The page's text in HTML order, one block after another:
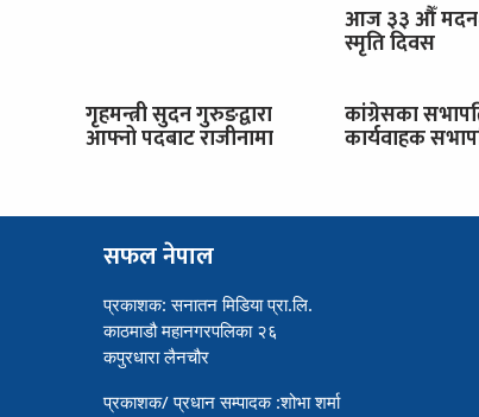
आज ३३ औँ
स्मृति दिवस
गृहमन्त्री सुदन गुरुङद्वारा
आफ्नो पदबाट राजीनामा
कांग्रेसका
कार्यवाहक
सफल नेपाल
प्रकाशक: सनातन मिडिया प्रा.लि.
काठमाडौ महानगरपलिका २६
कपुरधारा लैनचौर
प्रकाशक/ प्रधान सम्पादक :शोभा शर्मा